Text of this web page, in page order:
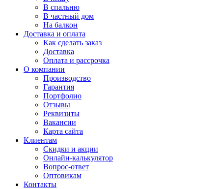
В спальню
В частный дом
На балкон
Доставка и оплата
Как сделать заказ
Доставка
Оплата и рассрочка
О компании
Производство
Гарантия
Портфолио
Отзывы
Реквизиты
Вакансии
Карта сайта
Клиентам
Скидки и акции
Онлайн-калькулятор
Вопрос-ответ
Оптовикам
Контакты